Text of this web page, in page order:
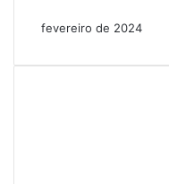
fevereiro de 2024